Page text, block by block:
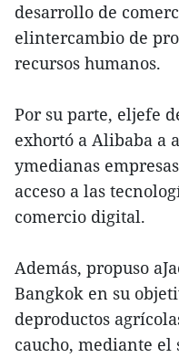
desarrollo de
elintercambio de
recursos humanos.
Por su parte, eljefe
exhortó a Alibaba a
ymedianas
acceso a las
comercio digital.
Además, propuso
Bangkok en su
deproductos
caucho, mediante